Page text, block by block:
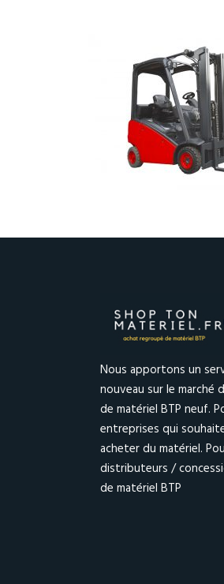
Nous apportons un
nouveau sur le marché
de matériel BTP neuf.
entreprises qui
acheter du matériel.
distributeurs /
de matériel BTP